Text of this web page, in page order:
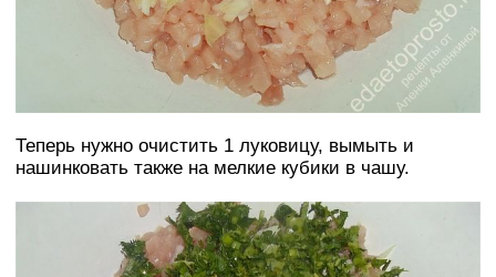
Теперь нужно очистить 1 луковицу, вымыть и
нашинковать также на мелкие кубики в чашу.